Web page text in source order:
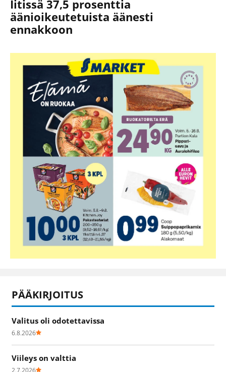
Iitissä 37,5 prosenttia
äänioikeutetuista äänesti
ennakkoon
PÄÄKIRJOITUS
Valitus oli odotettavissa
6.8.2026
Viileys on valttia